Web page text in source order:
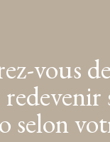
vous
selon